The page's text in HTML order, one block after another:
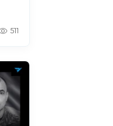
511